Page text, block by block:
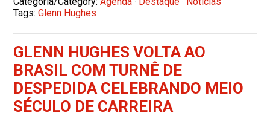
Tags:Glenn Hughes
GLENN HUGHES VOLTA AO
BRASIL COM TURNÊ DE
DESPEDIDA CELEBRANDO MEIO
SÉCULO DE CARREIRA